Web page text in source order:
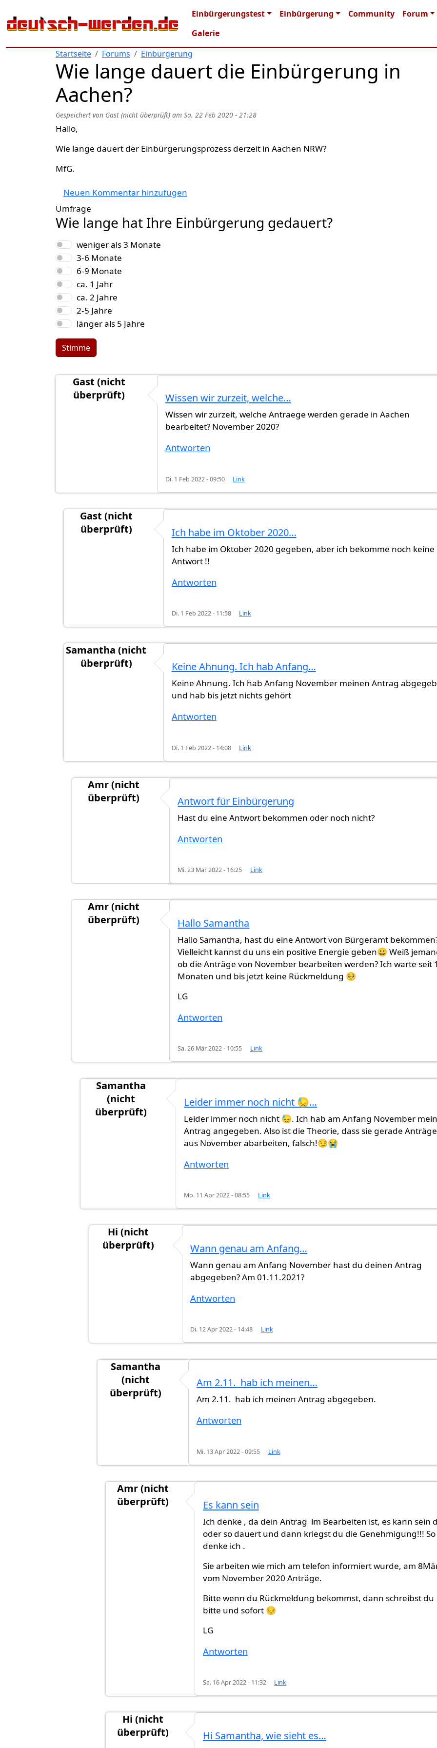
Main navigation
Einbürgerungstest Einbürgerung Community
Forum
Galerie
Startseite
Forums Einbürgerung
Wie lange dauert die Einbürgerung in
Aachen?
Gespeichert von Gast (nicht überprüft) am Sa. 22 Feb 2020 - 21:28
Hallo,
Wie lange dauert der Einbürgerungsprozess derzeit in Aachen NRW?
MfG.
Neuen Kommentar hinzufügen
Umfrage
Wie lange hat Ihre Einbürgerung gedauert?
Auswahlmöglichkeiten
weniger als 3 Monate
3-6 Monate
6-9 Monate
ca. 1 Jahr
ca. 2 Jahre
2-5 Jahre
länger als 5 Jahre
Stimme
Gast (nicht
überprüft)
Wissen wir zurzeit, welche…
Wissen wir zurzeit, welche Antraege werden gerade in Aachen
bearbeitet? November 2020?
Antworten
Di. 1 Feb 2022 - 09:50 Link
Gast (nicht
überprüft)
Wissen wir zurzeit, welche…vonGast (nicht überprüft)
Ich habe im Oktober 2020…
Ich habe im Oktober 2020 gegeben, aber ich bekomme noch keine
Antwort !!
Antworten
Di. 1 Feb 2022 - 11:58 Link
Samantha (nicht
überprüft)
Wissen wir zurzeit, welche…vonGast (nicht überprüft)
Keine Ahnung. Ich hab Anfang…
Keine Ahnung. Ich hab Anfang November meinen Antrag
und hab bis jetzt nichts gehört
Antworten
Di. 1 Feb 2022 - 14:08 Link
Amr (nicht
überprüft)
Keine Ahnung. Ich hab Anfang…vonSamantha (nicht überprüft)
Antwort für Einbürgerung
Hast du eine Antwort bekommen oder noch nicht?
Antworten
Mi. 23 Mär 2022 - 16:25 Link
Amr (nicht
überprüft)
Keine Ahnung. Ich hab Anfang…
Hallo Samantha
Hallo Samantha, hast du eine Antwort von Bürgeramt
Vielleicht kannst du uns ein positive Energie geben😀 Weiß
ob die Anträge von November bearbeiten werden? Ich warte seit
Monaten und bis jetzt keine Rückmeldung 🥺
LG
Antworten
Sa. 26 Mär 2022 - 10:55 Link
Samantha
(nicht
überprüft)
Hallo SamanthavonAmr (nicht überprüft)
Leider immer noch nicht 😓…
Leider immer noch nicht 😓. Ich hab am Anfang November
Antrag angegeben. Also ist die Theorie, dass sie gerade Anträge
aus November abarbeiten, falsch!😏😭
Antworten
Mo. 11 Apr 2022 - 08:55 Link
Hi (nicht
überprüft)
Leider immer noch nicht 😓…vonSamantha (nicht überprüft)
Wann genau am Anfang…
Wann genau am Anfang November hast du deinen Antrag
abgegeben? Am 01.11.2021?
Antworten
Di. 12 Apr 2022 - 14:48 Link
Samantha
(nicht
überprüft)
Wann genau am Anfang…vonHi (nicht überprüft)
Am 2.11. hab ich meinen…
Am 2.11. hab ich meinen Antrag abgegeben.
Antworten
Mi. 13 Apr 2022 - 09:55 Link
Amr (nicht
überprüft)
Am 2.11. hab ich meinen…
Es kann sein
Ich denke , da dein Antrag im Bearbeiten ist, es kann sein
oder so dauert und dann kriegst du die Genehmigung!!! So
denke ich .
Sie arbeiten wie mich am telefon informiert wurde, am
vom November 2020 Anträge.
Bitte wenn du Rückmeldung bekommst, dann schreibst du
bitte und sofort 😔
LG
Antworten
Sa. 16 Apr 2022 - 11:32 Link
Hi (nicht
überprüft)
Am 2.11. hab ich meinen…vonSamantha (nicht überprüft)
Hi Samantha, wie sieht es…